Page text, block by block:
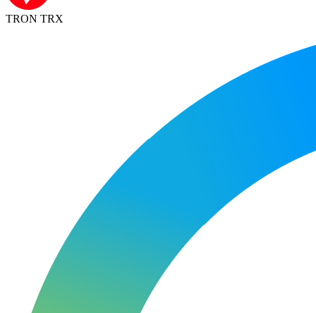
TRON TRX